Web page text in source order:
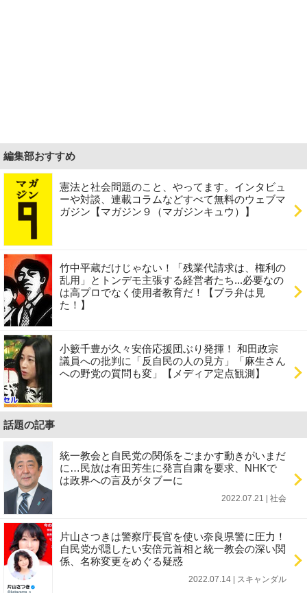
編集部おすすめ
憲法と社会問題のこと、やってます。インタビュ
ーや対談、連載コラムなどすべて無料のウェブマ
ガジン【マガジン９（マガジンキュウ）】
竹中平蔵だけじゃない！「残業代請求は、権利の
乱用」とトンデモ主張する経営者たち...必要なの
は高プロでなく使用者教育だ！【ブラ弁は見
た！】
小籔千豊が久々安倍応援団ぶり発揮！ 和田政宗
議員への批判に「反自民の人の見方」「麻生さん
への野党の質問も変」【メディア定点観測】
話題の記事
統一教会と自民党の関係をごまかす動きがいまだ
に…民放は有田芳生に発言自粛を要求、NHKで
は政界への言及がタブーに
2022.07.21 | 社会
片山さつきは警察庁長官を使い奈良県警に圧力！
自民党が隠したい安倍元首相と統一教会の深い関
係、名称変更をめぐる疑惑
2022.07.14 | スキャンダル